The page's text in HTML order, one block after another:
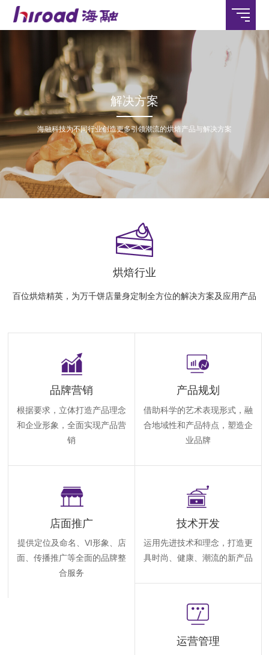
解决方案
海融科技为不同行业创造更多引领潮流的烘焙产品与解决方案
烘焙行业
百位烘焙精英，为万千饼店量身定制全方位的解决方案及应用产品
品牌营销
根据要求，立体打造产品理念
和企业形象，全面实现产品营
销
产品规划
借助科学的艺术表现形式，融
合地域性和产品特点，塑造企
业品牌
店面推广
提供定位及命名、VI形象、店
面、传播推广等全面的品牌整
合服务
技术开发
运用先进技术和理念，打造更
具时尚、健康、潮流的新产品
运营管理